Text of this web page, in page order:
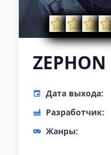
ZEPHON
Дата выхода:
Разработчик:
Жанры: